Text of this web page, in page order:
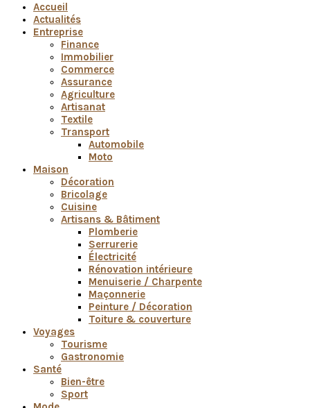
Accueil
Actualités
Entreprise
Finance
Immobilier
Commerce
Assurance
Agriculture
Artisanat
Textile
Transport
Automobile
Moto
Maison
Décoration
Bricolage
Cuisine
Artisans & Bâtiment
Plomberie
Serrurerie
Électricité
Rénovation intérieure
Menuiserie / Charpente
Maçonnerie
Peinture / Décoration
Toiture & couverture
Voyages
Tourisme
Gastronomie
Santé
Bien-être
Sport